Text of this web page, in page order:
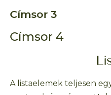
Címsor 3
Címsor 4
A listaelemek teljesen